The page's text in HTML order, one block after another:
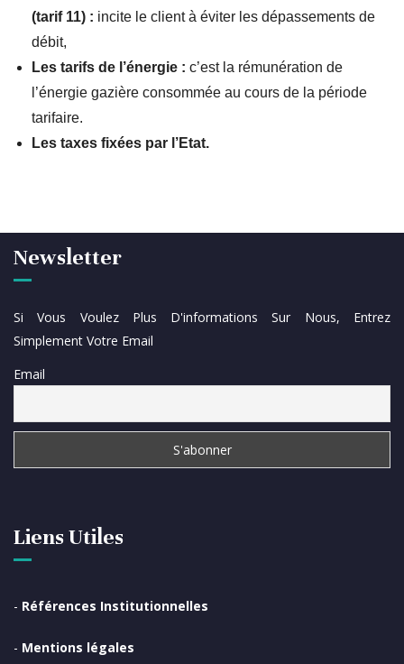
(tarif 11) : incite le client à éviter les dépassements de
débit,
Les tarifs de l’énergie : c’est la rémunération de
l’énergie gazière consommée au cours de la période
tarifaire.
Les taxes fixées par l’Etat.
Liens Utiles
- Références Institutionnelles
- Mentions légales
Newsletter
Si Vous Voulez Plus D'informations Sur Nous, Entrez
Simplement Votre Email
Email